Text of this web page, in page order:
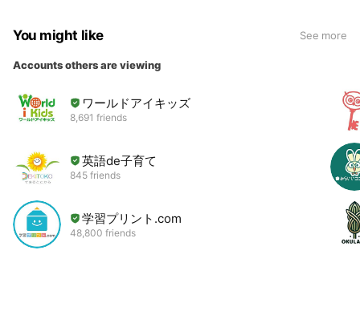
You might like See more
Accounts others are viewing
ワールドアイキッズ
8,691 friends
英語de子育て
845 friends
学習プリント.com
48,800 friends